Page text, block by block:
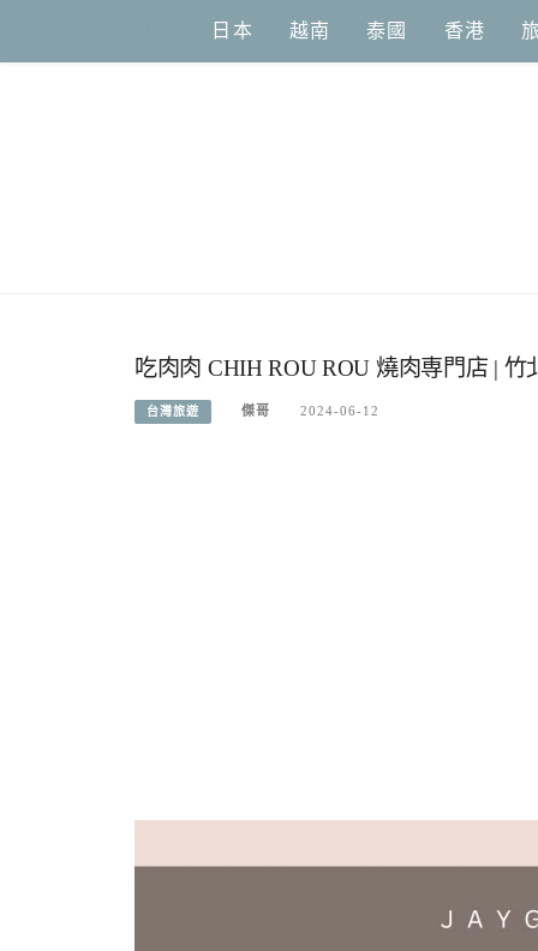
content
日本 越南 泰國 香港
吃肉肉 CHIH ROU ROU 燒肉専門店 |
台灣旅遊 傑哥 2024-06-12